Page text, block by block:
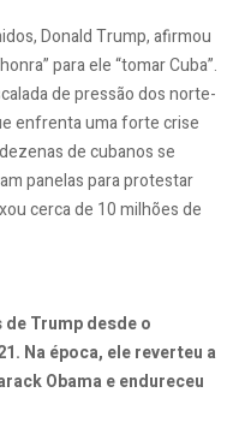
Donald Trump, afirmou
para ele “tomar Cuba”.
de pressão dos norte-
enfrenta uma forte crise
de cubanos se
panelas para protestar
cerca de 10 milhões de
Trump desde o
Na época, ele reverteu a
Obama e endureceu